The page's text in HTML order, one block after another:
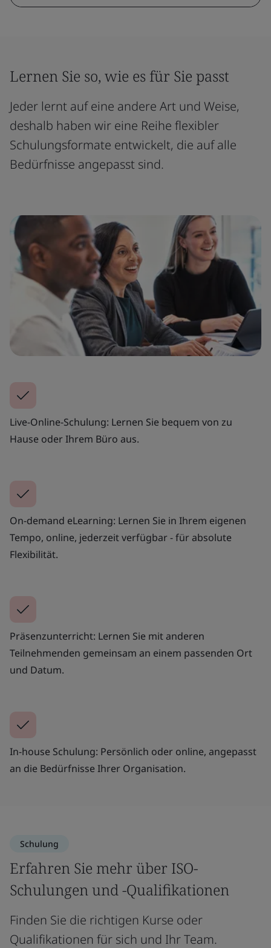
Lernen Sie so, wie es für Sie passt
Jeder lernt auf eine andere Art und Weise,
deshalb haben wir eine Reihe flexibler
Schulungsformate entwickelt, die auf alle
Bedürfnisse angepasst sind.
Live-Online-Schulung: Lernen Sie bequem von zu
Hause oder Ihrem Büro aus.
On-demand eLearning: Lernen Sie in Ihrem eigenen
Tempo, online, jederzeit verfügbar - für absolute
Flexibilität.
Präsenzunterricht: Lernen Sie mit anderen
Teilnehmenden gemeinsam an einem passenden Ort
und Datum.
In-house Schulung: Persönlich oder online, angepasst
an die Bedürfnisse Ihrer Organisation.
Schulung
Erfahren Sie mehr über ISO-
Schulungen und -Qualifikationen
Finden Sie die richtigen Kurse oder
Qualifikationen für sich und Ihr Team.